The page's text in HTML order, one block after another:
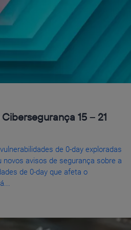
15 – 21
de 0-day exploradas
novos avisos de segurança sobre a
de 0-day que afeta o